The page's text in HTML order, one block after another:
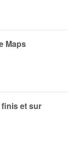
Maps
et sur